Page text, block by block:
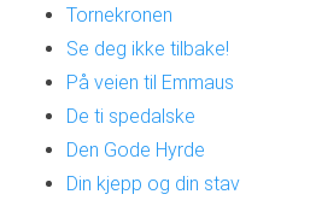
Tornekronen
Se deg ikke tilbake!
På veien til Emmaus
De ti spedalske
Den Gode Hyrde
Din kjepp og din stav